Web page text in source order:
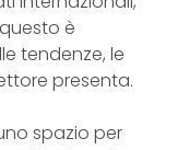
è
tendenze, le
presenta.
spazio per